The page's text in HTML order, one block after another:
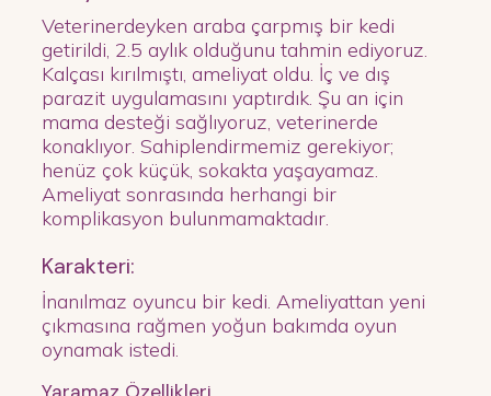
Veterinerdeyken araba çarpmış bir kedi
getirildi, 2.5 aylık olduğunu tahmin ediyoruz.
Kalçası kırılmıştı, ameliyat oldu. İç ve dış
parazit uygulamasını yaptırdık. Şu an için
mama desteği sağlıyoruz, veterinerde
konaklıyor. Sahiplendirmemiz gerekiyor;
henüz çok küçük, sokakta yaşayamaz.
Ameliyat sonrasında herhangi bir
komplikasyon bulunmamaktadır.
Karakteri:
İnanılmaz oyuncu bir kedi. Ameliyattan yeni
çıkmasına rağmen yoğun bakımda oyun
oynamak istedi.